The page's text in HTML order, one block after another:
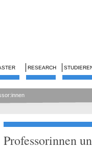
RESEARCH
Professorinnen